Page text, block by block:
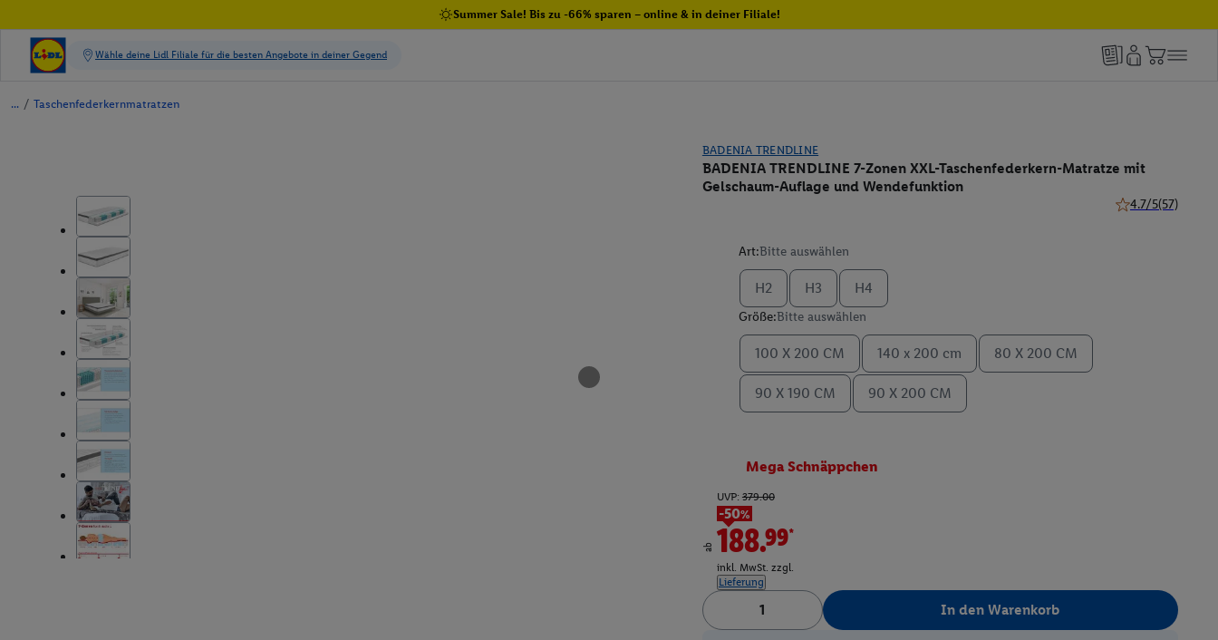
Summer Sale! Bis zu -66% sparen – online & in deiner Filiale!
/ Taschenfederkernmatratzen
BADENIA TRENDLINE
BADENIA TRENDLINE 7-Zonen XXL-Taschenfederkern-Matratze mit
Gelschaum-Auflage und Wendefunktion
4.7/5(57)
Art:Bitte auswählen
H2 H3 H4
Größe:Bitte auswählen
100 X 200 CM 140 x 200 cm 80 X 200 CM
90 X 190 CM 90 X 200 CM
Mega Schnäppchen
ab
UVP: 379.00
-50%
188.99*
inkl. MwSt. zzgl.
Lieferung
In den Warenkorb